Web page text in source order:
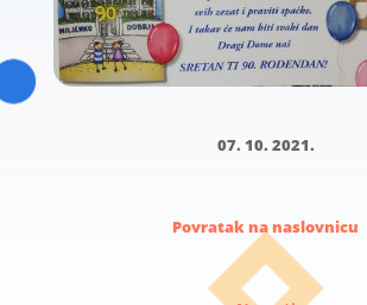
07. 10. 2021.
Povratak na naslovnicu